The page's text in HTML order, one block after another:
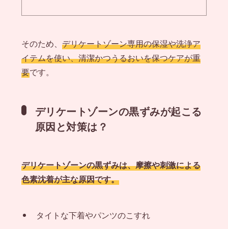
そのため、 デリケートゾーン専用の保湿や洗浄ア
イテムを使い、清潔かつうるおいを保つケアが重
要です。
デリケートゾーンの黒ずみが起こる
原因と対策は？
デリケートゾーンの黒ずみは、摩擦や刺激による
色素沈着が主な原因です。
タイトな下着やパンツのこすれ